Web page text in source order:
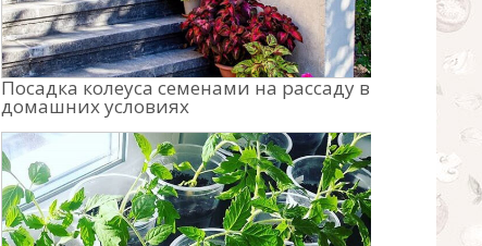
Посадка колеуса семенами на рассаду в
домашних условиях